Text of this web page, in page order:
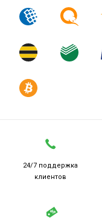
24/7 поддержка
клиентов